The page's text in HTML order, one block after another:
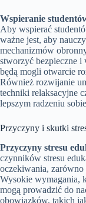
Wspieranie
Aby wspierać
ważne jest, aby
mechanizmów
stworzyć bezpieczne i
będą mogli otwarcie
Również rozwijanie
techniki relaksacyjne
lepszym radzeniu
Przyczyny i skutki
Przyczyny stresu
czynników stresu
oczekiwania, zarówno
Wysokie wymagania,
mogą prowadzić do
obowiązków, takich